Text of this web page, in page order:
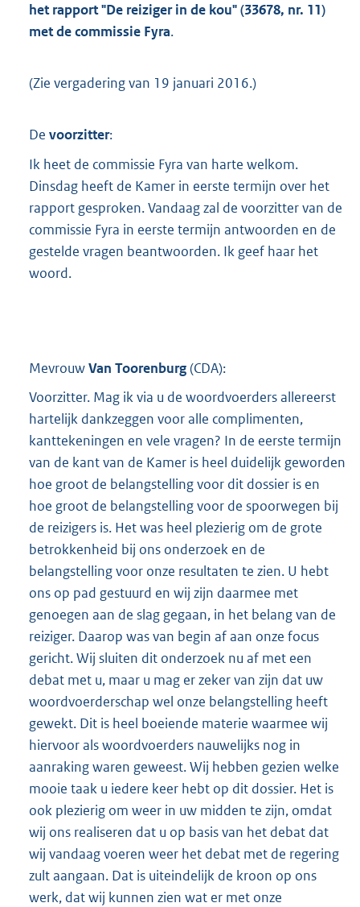
t
2
het rapport "De reiziger in de kou" (33678, nr. 11)
met de commissie Fyra.
(Zie vergadering van 19 januari 2016.)
De voorzitter:
Ik heet de commissie Fyra van harte welkom.
Dinsdag heeft de Kamer in eerste termijn over het
rapport gesproken. Vandaag zal de voorzitter van de
commissie Fyra in eerste termijn antwoorden en de
gestelde vragen beantwoorden. Ik geef haar het
woord.
MevrouwVan Toorenburg(CDA):
Voorzitter. Mag ik via u de woordvoerders allereerst
hartelijk dankzeggen voor alle complimenten,
kanttekeningen en vele vragen? In de eerste termijn
van de kant van de Kamer is heel duidelijk geworden
hoe groot de belangstelling voor dit dossier is en
hoe groot de belangstelling voor de spoorwegen bij
de reizigers is. Het was heel plezierig om de grote
betrokkenheid bij ons onderzoek en de
belangstelling voor onze resultaten te zien. U hebt
ons op pad gestuurd en wij zijn daarmee met
genoegen aan de slag gegaan, in het belang van de
reiziger. Daarop was van begin af aan onze focus
gericht. Wij sluiten dit onderzoek nu af met een
debat met u, maar u mag er zeker van zijn dat uw
woordvoerderschap wel onze belangstelling heeft
gewekt. Dit is heel boeiende materie waarmee wij
hiervoor als woordvoerders nauwelijks nog in
aanraking waren geweest. Wij hebben gezien welke
mooie taak u iedere keer hebt op dit dossier. Het is
ook plezierig om weer in uw midden te zijn, omdat
wij ons realiseren dat u op basis van het debat dat
wij vandaag voeren weer het debat met de regering
zult aangaan. Dat is uiteindelijk de kroon op ons
werk, dat wij kunnen zien wat er met onze